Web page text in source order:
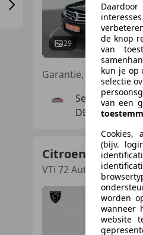
29
Seidel
DE-31515
Citroen C1
VTi 72 Automatik ETG
de knop
van
kun je op
selectie
van een
Cookies,
(bijv.
worden
wanneer
website